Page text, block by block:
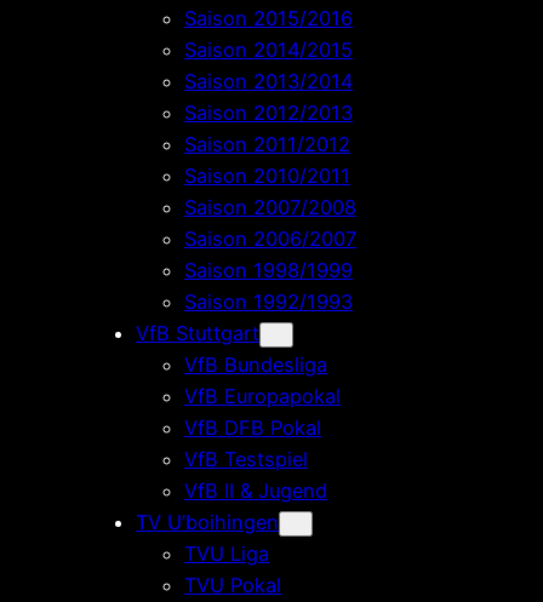
Saison 2015/2016
Saison 2014/2015
Saison 2013/2014
Saison 2012/2013
Saison 2011/2012
Saison 2010/2011
Saison 2007/2008
Saison 2006/2007
Saison 1998/1999
Saison 1992/1993
VfB Stuttgart
VfB Bundesliga
VfB Europapokal
VfB DFB Pokal
VfB Testspiel
VfB II & Jugend
TV U’boihingen
TVU Liga
TVU Pokal